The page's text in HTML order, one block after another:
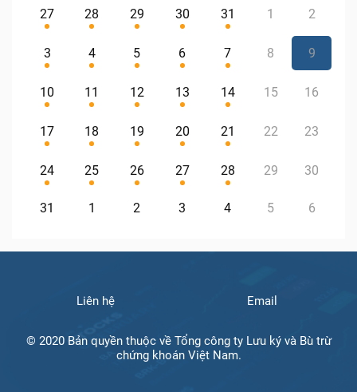
27 28 29 30 31 1 2
3 4 5 6 7 8 9
10 11 12 13 14 15 16
17 18 19 20 21 22 23
24 25 26 27 28 29 30
31 1 2 3 4 5 6
Liên hệ Email
© 2020 Bản quyền thuộc về Tổng công ty Lưu ký và Bù trừ
chứng khoán Việt Nam.